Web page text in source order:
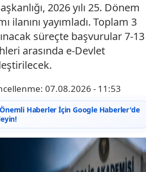
2026 yılı 25. Dönem
ilanını yayımladı. Toplam 3
süreçte başvurular 7-13
arasında e-Devlet
07.08.2026 - 11:53
Haberler İçin Google Haberler'de